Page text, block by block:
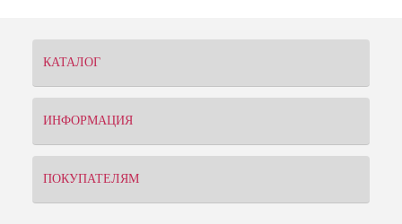
КАТАЛОГ
ИНФОРМАЦИЯ
ПОКУПАТЕЛЯМ